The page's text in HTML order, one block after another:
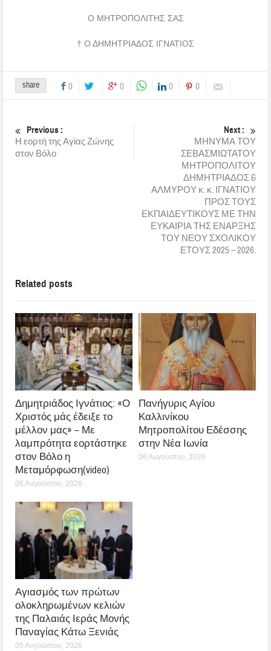
Ο ΜΗΤΡΟΠΟΛΙΤΗΣ ΣΑΣ
† Ο ΔΗΜΗΤΡΙΑΔΟΣ ΙΓΝΑΤΙΟΣ
share 0 0 0 0
Previous :
Η εορτή της Αγίας Ζώνης
στον Βόλο
Next :
ΜΗΝΥΜΑ ΤΟΥ
ΣΕΒΑΣΜΙΩΤΑΤΟΥ
ΜΗΤΡΟΠΟΛΙΤΟΥ
ΔΗΜΗΤΡΙΑΔΟΣ &
ΑΛΜΥΡΟΥ κ. κ. ΙΓΝΑΤΙΟΥ
ΠΡΟΣ ΤΟΥΣ
ΕΚΠΑΙΔΕΥΤΙΚΟΥΣ ΜΕ ΤΗΝ
ΕΥΚΑΙΡΙΑ ΤΗΣ ΕΝΑΡΞΗΣ
ΤΟΥ ΝΕΟΥ ΣΧΟΛΙΚΟΥ
ΕΤΟΥΣ 2025 – 2026.
Related posts
Δημητριάδος Ιγνάτιος: «Ο
Χριστός μάς έδειξε το
μέλλον μας» – Με
λαμπρότητα εορτάστηκε
στον Βόλο η
Μεταμόρφωση(video)
06 Αυγούστου, 2026
Πανήγυρις Αγίου
Καλλινίκου
Μητροπολίτου Εδέσσης
στην Νέα Ιωνία
06 Αυγούστου, 2026
Αγιασμός των πρώτων
ολοκληρωμένων κελιών
της Παλαιάς Ιεράς Μονής
Παναγίας Κάτω Ξενιάς
05 Αυγούστου, 2026